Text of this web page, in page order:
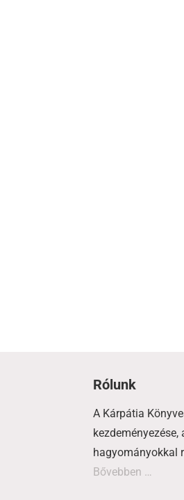
Rólunk
A Kárpátia
hagyományokkal
Bővebben …